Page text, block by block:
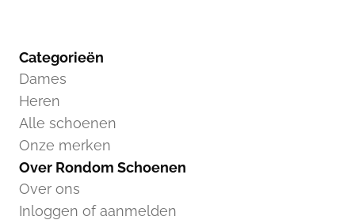
Categorieën
Dames
Heren
Alle schoenen
Onze merken
Over Rondom Schoenen
Over ons
Inloggen of aanmelden